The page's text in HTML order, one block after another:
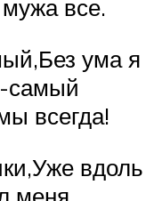
все.
ума я
самый
всегда!
вдоль
меня